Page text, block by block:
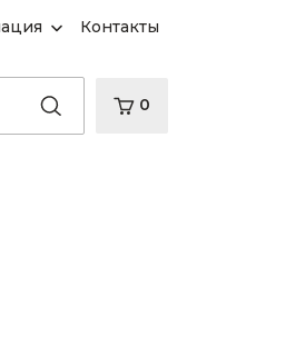
Контакты
0